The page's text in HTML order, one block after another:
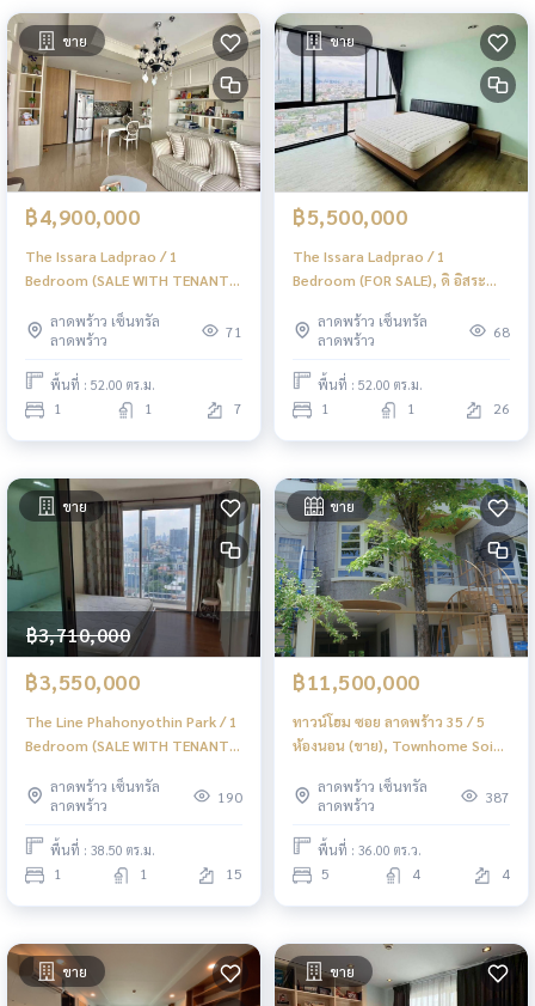
ขาย
฿4,900,000
The Issara Ladprao / 1
Bedroom (SALE WITH TENANT),
(ขายพร้อมผู้เช่า) JSMN407
ลาดพร้าว เซ็นทรัล
ลาดพร้าว
71
พื้นที่ : 52.00 ตร.ม.
1 1 7
ขาย
฿5,500,000
The Issara Ladprao / 1
Bedroom (FOR SALE), ดิ อิสระ
JSMN406
ลาดพร้าว เซ็นทรัล
ลาดพร้าว
68
พื้นที่ : 52.00 ตร.ม.
1 1 26
ขาย
฿3,710,000
฿3,550,000
The Line Phahonyothin Park / 1
Bedroom (SALE WITH TENANT),
นอน (ขายพร้อมผู้เช่า) JSMN096
ลาดพร้าว เซ็นทรัล
ลาดพร้าว
190
พื้นที่ : 38.50 ตร.ม.
1 1 15
ขาย
฿11,500,000
ทาวน์โฮม ซอย ลาดพร้าว 35 / 5
ห้องนอน (ขาย), Townhome Soi
SALE) TPM304
ลาดพร้าว เซ็นทรัล
ลาดพร้าว
387
พื้นที่ : 36.00 ตร.ว.
5 4 4
ขาย ขาย